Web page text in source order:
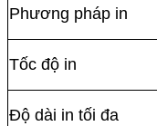
Phương pháp in
Tốc độ in
Độ dài in tối đa